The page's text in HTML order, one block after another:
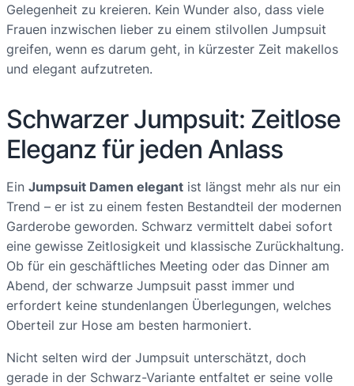
Gelegenheit zu kreieren. Kein Wunder also, dass viele
Frauen inzwischen lieber zu einem stilvollen Jumpsuit
greifen, wenn es darum geht, in kürzester Zeit makellos
und elegant aufzutreten.
Schwarzer Jumpsuit: Zeitlose
Eleganz für jeden Anlass
Ein Jumpsuit Damen elegant ist längst mehr als nur ein
Trend – er ist zu einem festen Bestandteil der modernen
Garderobe geworden. Schwarz vermittelt dabei sofort
eine gewisse Zeitlosigkeit und klassische Zurückhaltung.
Ob für ein geschäftliches Meeting oder das Dinner am
Abend, der schwarze Jumpsuit passt immer und
erfordert keine stundenlangen Überlegungen, welches
Oberteil zur Hose am besten harmoniert.
Nicht selten wird der Jumpsuit unterschätzt, doch
gerade in der Schwarz-Variante entfaltet er seine volle